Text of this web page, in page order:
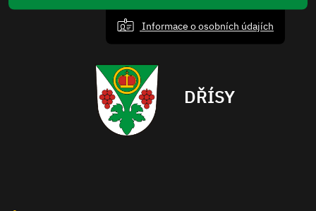
Informace o osobních údajích
DŘÍSY